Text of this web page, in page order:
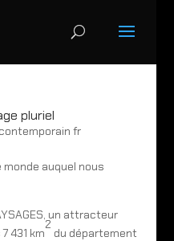
pluriel
fr
auquel nous
un attracteur
431 km
2
du département